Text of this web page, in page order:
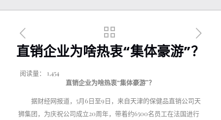
直销企业为啥热衷“集体豪游”？
阅读量：
1,454
直销企业为啥热衷“集体豪游”？
据财经网报道，5月6日至9日，来自天津的保健品直销公司天
狮集团，为庆祝公司成立20周年，带着约6500名员工在法国进行